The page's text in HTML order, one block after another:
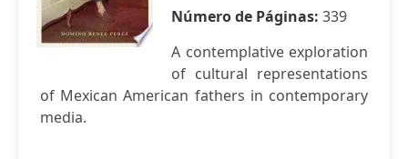
Número de Páginas: 339
A contemplative exploration
of cultural representations
of Mexican American fathers in contemporary
media.